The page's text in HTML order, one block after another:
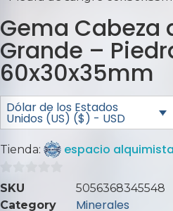
Gema Cabeza
Grande –
60x30x35mm
Dólar de los Estados
Unidos (US) ($) - USD
Tienda: espacio alquimista
0
de
SKU
5056368345548
Category
Minerales